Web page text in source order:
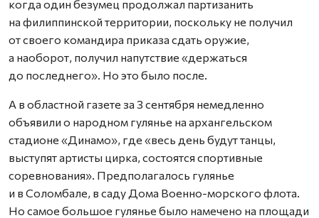
когда один безу­мец продолжал партизанить
на филиппинской территории, поскольку не получил
от своего командира приказа сдать оружие,
а наоборот, получил напутствие «держаться
до последнего». Но это было после.
А в областной газете за 3 сентября немедленно
объявили о народном гулянье на архангельском
стадионе «Динамо», где «весь день будут танцы,
выступят артисты цирка, состоятся спортивные
соревнования». Предполагалось гулянье
и в Соломбале, в саду Дома Военно-морского флота.
Но самое большое гулянье было намечено на площади